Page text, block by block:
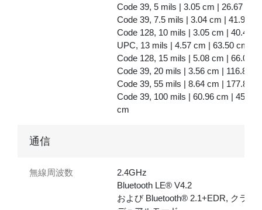
Code 39, 5 mils | 3.05 cm | 26.67 cm
Code 39, 7.5 mils | 3.04 cm | 41.91
Code 128, 10 mils | 3.05 cm |
UPC, 13 mils | 4.57 cm | 63.50 cm
Code 128, 15 mils | 5.08 cm | 66.04
Code 39, 20 mils | 3.56 cm | 116.84
Code 39, 55 mils | 8.64 cm | 177.80
Code 39, 100 mils | 60.96 cm | 457.20
cm
通信
無線周波数
2.4GHz
Bluetooth LE® V4.2
および Bluetooth® 2.1+EDR, クラス1